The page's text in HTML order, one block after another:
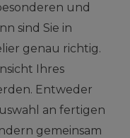
und
sind Sie in
genau richtig.
Ihres
Entweder
an fertigen
gemeinsam